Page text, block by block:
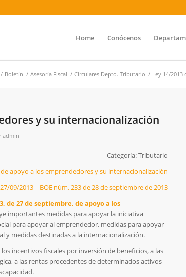
Home Conócenos
/ Boletín / Asesoría Fiscal / Circulares Depto. Tributario / Ley 14/
y su internacionalización
admin
Categoría: Tributario
apoyo a los emprendedores y su internacionalización
09/2013 – BOE núm. 233 de 28 de septiembre de 2013
de 27 de septiembre, de apoyo a los
importantes medidas para apoyar la iniciativa
para apoyar al emprendedor, medidas para apoyar
y medidas destinadas a la internacionalización.
incentivos fiscales por inversión de beneficios, a las
a las rentas procedentes de determinados activos